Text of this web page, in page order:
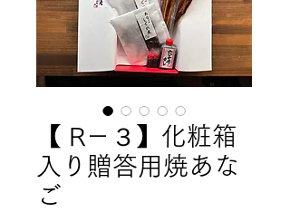
【 R－３】化粧箱
入り贈答用焼あな
ご